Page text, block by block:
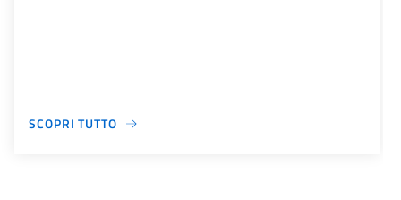
SCOPRI TUTTO